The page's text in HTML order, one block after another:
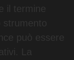
il termine
può essere
La